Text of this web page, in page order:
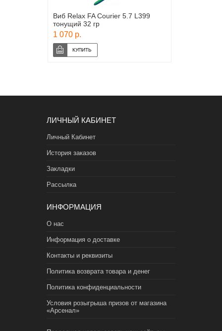
Виб Relax FA Courier 5.7 L399
тонущий 32 гр
1 070 р.
ЛИЧНЫЙ КАБИНЕТ
Личный Кабинет
История заказов
Закладки
Рассылка
ИНФОРМАЦИЯ
О нас
Информация о доставке
Контакты и реквизиты
Политика возврата товара и денег
Политика конфиденциальности
Условия розыгрыша призов от магазина
«Арсенал»